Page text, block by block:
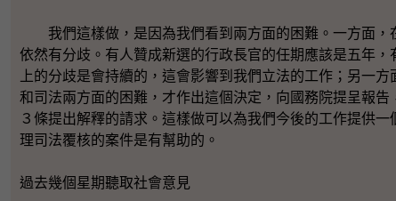
我們這樣做，是因為我們看到兩方面的困難。一方面，
依然有分歧。有人贊成新選的行政長官的任期應該是五年
上的分歧是會持續的，這會影響到我們立法的工作；另一
和司法兩方面的困難，才作出這個決定，向國務院提呈報
３條提出解釋的請求。這樣做可以為我們今後的工作提供
理司法覆核的案件是有幫助的。
過去幾個星期聽取社會意見